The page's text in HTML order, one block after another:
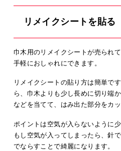
リメイクシートを貼る
巾木用のリメイクシートが売られ
手軽におしゃれにできます。
リメイクシートの貼り方は簡単で
ら、巾木よりも少し長めに切り端
などを当てて、はみ出た部分をカッ
ポイントは空気が入らないように
もし空気が入ってしまったら、針
でならすことで綺麗になります。